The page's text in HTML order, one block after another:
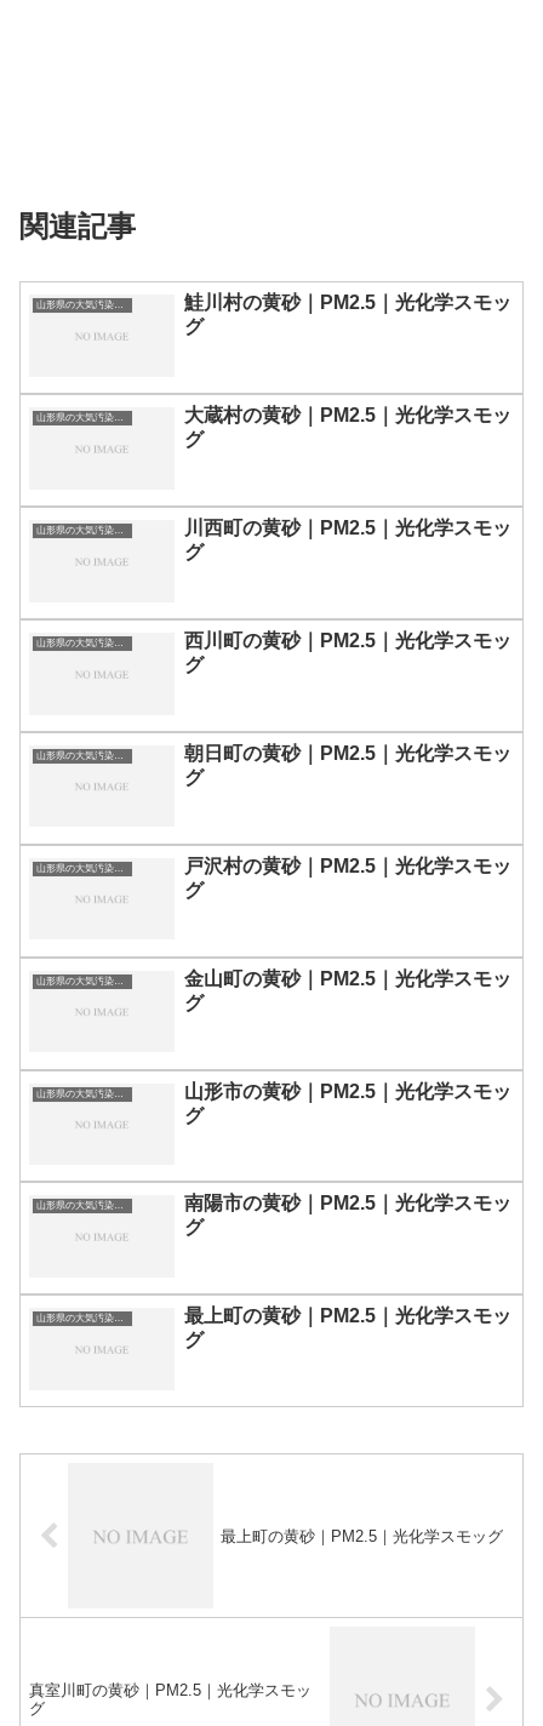
関連記事
山形県の大気汚染・PM2.5・黄砂・エアロゾルの数値
鮭川村の黄砂｜PM2.5｜光化学スモッ
グ
山形県の大気汚染・PM2.5・黄砂・エアロゾルの数値
大蔵村の黄砂｜PM2.5｜光化学スモッ
グ
山形県の大気汚染・PM2.5・黄砂・エアロゾルの数値
川西町の黄砂｜PM2.5｜光化学スモッ
グ
山形県の大気汚染・PM2.5・黄砂・エアロゾルの数値
西川町の黄砂｜PM2.5｜光化学スモッ
グ
山形県の大気汚染・PM2.5・黄砂・エアロゾルの数値
朝日町の黄砂｜PM2.5｜光化学スモッ
グ
山形県の大気汚染・PM2.5・黄砂・エアロゾルの数値
戸沢村の黄砂｜PM2.5｜光化学スモッ
グ
山形県の大気汚染・PM2.5・黄砂・エアロゾルの数値
金山町の黄砂｜PM2.5｜光化学スモッ
グ
山形県の大気汚染・PM2.5・黄砂・エアロゾルの数値
山形市の黄砂｜PM2.5｜光化学スモッ
グ
山形県の大気汚染・PM2.5・黄砂・エアロゾルの数値
南陽市の黄砂｜PM2.5｜光化学スモッ
グ
山形県の大気汚染・PM2.5・黄砂・エアロゾルの数値
最上町の黄砂｜PM2.5｜光化学スモッ
グ
最上町の黄砂｜PM2.5｜光化学スモッグ
真室川町の黄砂｜PM2.5｜光化学スモッ
グ